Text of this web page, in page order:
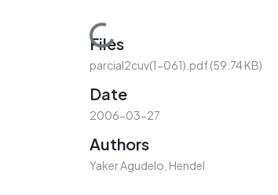
Loading...
Files
parcial2cuv(1-061).pdf(59.74 KB)
Date
2006-03-27
Authors
Yaker Agudelo, Hendel